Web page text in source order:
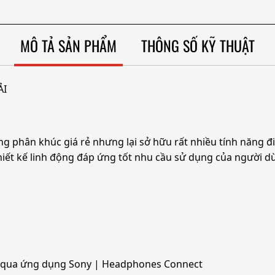
MÔ TẢ SẢN PHẨM THÔNG SỐ KỸ THUẬT
phân khúc giá rẻ nhưng lại sở hữu rất nhiều tính năng
kế linh động đáp ứng tốt nhu cầu sử dụng của người
ứng dụng Sony | Headphones Connect